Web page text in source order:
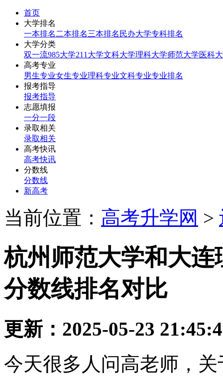
首页
大学排名
一本排名 二本排名三本排名 民办大学专科排名
大学分类
双一流985大学211大学文科大学理科大学师范大学医科
高考专业
男生专业女生专业理科专业文科专业专业排名
报考指导
报考指导
志愿填报
一分一段
录取相关
录取相关
高考快讯
高考快讯
分数线
分数线
新高考
当前位置： 高考升学网 >
杭州师范大学和大
分数线排名对比
更新：2025-05-23
今天很多人问高老师，